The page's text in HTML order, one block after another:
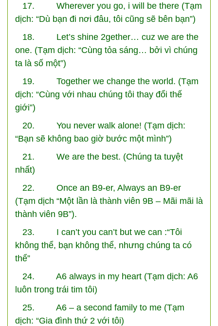
17. Wherever you go, i will be there (Tạm
dịch: “Dù bạn đi nơi đâu, tôi cũng sẽ bên bạn”)
18. Let’s shine 2gether… cuz we are the
one. (Tạm dịch: “Cùng tỏa sáng… bởi vì chúng
ta là số một”)
19. Together we change the world. (Tạm
dịch: “Cùng với nhau chúng tôi thay đổi thế
giới”)
20. You never walk alone! (Tạm dịch:
“Bạn sẽ không bao giờ bước một mình”)
21. We are the best. (Chúng ta tuyệt
nhất)
22. Once an B9-er, Always an B9-er
(Tạm dịch “Một lần là thành viên 9B – Mãi mãi là
thành viên 9B”).
23. I can’t you can’t but we can :“Tôi
không thể, bạn không thể, nhưng chúng ta có
thể”
24. A6 always in my heart (Tạm dịch: A6
luôn trong trái tim tôi)
25. A6 – a second family to me (Tạm
dịch: “Gia đình thứ 2 với tôi)